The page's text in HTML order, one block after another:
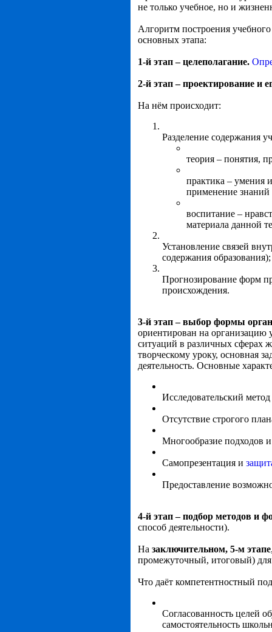
не только учебное, но и
Алгоритм построения
основных этапа:
1-й этап – целеполагание.
2-й этап – проектирование и
На нём происходит:
Разделение содержания
теория – понятия,
практика – умения
применение
воспитание –
материала данной
Установление связей
содержания образования);
Прогнозирование форм
происхождения.
3-й этап – выбор формы
ориентирован на организацию
ситуаций в различных сферах
творческому уроку, основная
деятельность. Основные
Исследовательский
Отсутствие строгого
Многообразие подходов и
Самопрезентация и
Предоставление
4-й этап – подбор методов и
способ деятельности).
На заключительном, 5-м этапе
промежуточный, итоговый) для
Что даёт компетентностный
Согласованность целей
самостоятельность